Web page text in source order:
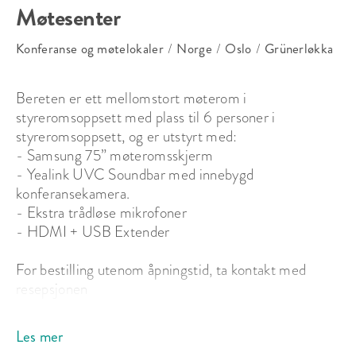
Møtesenter
Konferanse og møtelokaler / Norge / Oslo / Grünerløkka
Bereten er ett mellomstort møterom i
styreromsoppsett med plass til 6 personer i
styreromsoppsett, og er utstyrt med:
- Samsung 75” møteromsskjerm
- Yealink UVC Soundbar med innebygd
konferansekamera.
- Ekstra trådløse mikrofoner
- HDMI + USB Extender
For bestilling utenom åpningstid, ta kontakt med
resepsjonen
Les mer